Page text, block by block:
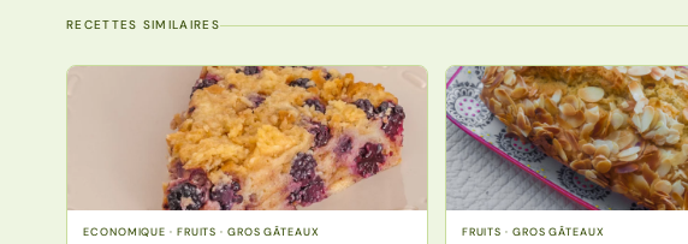
RECETTES SIMILAIRES
ECONOMIQUE · FRUITS · GROS GÂTEAUX FRUITS · GROS GÂTEAUX